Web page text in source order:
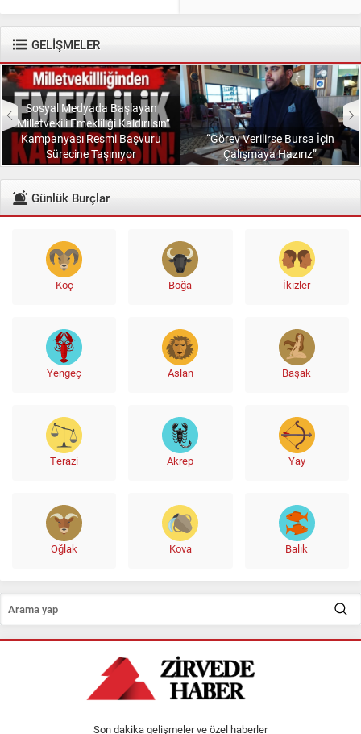
diyenlere güler geçer. Yüce...
GELİŞMELER
Sosyal Medyada Başlayan
“Milletvekili Emekliliği Kaldırılsın”
Kampanyası Resmi Başvuru
Sürecine Taşınıyor
“Görev Verilirse Bursa İçin
Çalışmaya Hazırız”
Günlük Burçlar
Koç Boğa İkizler
Yengeç Aslan Başak
Terazi Akrep Yay
Oğlak Kova Balık
Son dakika gelişmeler ve özel haberler